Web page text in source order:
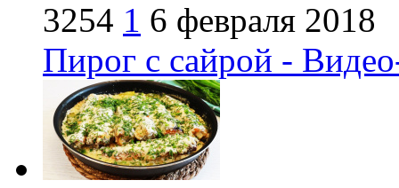
3254 1 6 февраля 2018
Пирог с сайрой -